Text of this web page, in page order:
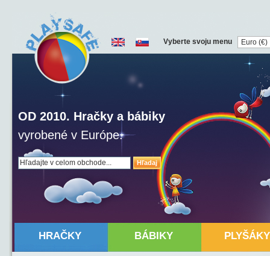
Hľadaj
OD 2010. Hračky a bábiky
vyrobené v Európe.
Vyberte svoju menu
HRAČKY BÁBIKY PLYŠÁKY